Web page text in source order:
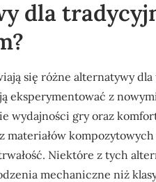
dla
się różne alternatywy
eksperymentować z
wydajności gry oraz
materiałów
Niektóre z tych
mechaniczne niż